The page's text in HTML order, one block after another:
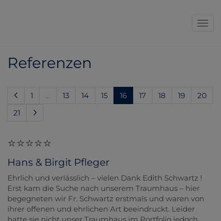
Referenzen
1 … 13 14 15 16(current)
17 18 19
20
21
Hans & Birgit Pfleger
Ehrlich und verlässlich – vielen Dank Edith Schwartz !
Erst kam die Suche nach unserem Traumhaus – hier
begegneten wir Fr. Schwartz erstmals und waren von
ihrer offenen und ehrlichen Art beeindruckt. Leider